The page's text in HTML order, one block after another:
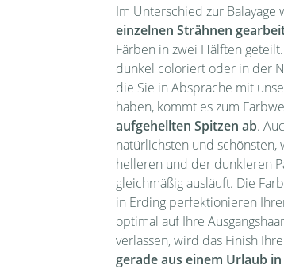
Im Unterschied zur
einzelnen Strähnen
Färben in zwei Hälften
dunkel coloriert oder in der
die Sie in Absprache mit
haben, kommt es zum
aufgehellten Spitzen ab.
natürlichsten und
helleren und der dunkleren
gleichmäßig ausläuft. Die
in Erding perfektionieren
optimal auf Ihre
verlassen, wird das Finish
gerade aus einem Urlaub